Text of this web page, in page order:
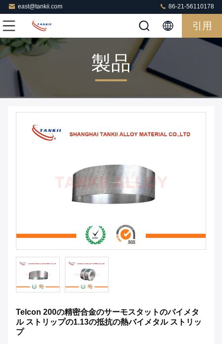
east@tankii.com 86-21-56110178
引用
製品
Telcon 200の精密合金のサーモスタットのバイメタ
ル ストリップの1.13の抵抗の熱バイメタル ストリッ
プ